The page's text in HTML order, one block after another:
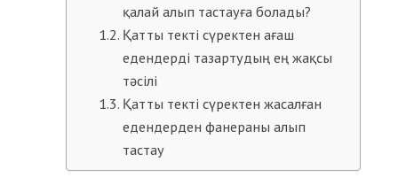
қалай алып тастауға болады?
Қатты текті сүректен ағаш
едендерді тазартудың ең жақсы
тәсілі
Қатты текті сүректен жасалған
едендерден фанераны алып
тастау